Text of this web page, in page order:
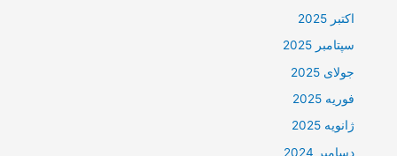
اکتبر 2025
سپتامبر 2025
جولای 2025
فوریه 2025
ژانویه 2025
دسامبر 2024